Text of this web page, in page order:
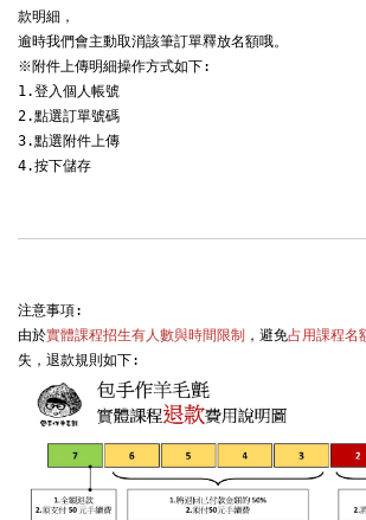
款明細，
逾時我們會主動取消該筆訂單釋放名額哦。
※附件上傳明細操作方式如下:
1.登入個人帳號
2.點選訂單號碼
3.點選附件上傳
4.按下儲存
注意事項:
由於實體課程招生有人數與時間限制 ，避免占用課程名